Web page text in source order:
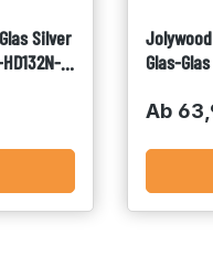
Silver
Glas-
Ab